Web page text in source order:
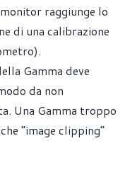
raggiunge lo
di una calibrazione
Gamma deve
da non
Una Gamma troppo
“image clipping”